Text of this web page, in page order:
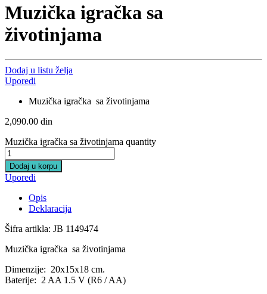
Muzička igračka sa
životinjama
Dodaj u listu želja
Uporedi
Muzička igračka sa životinjama
2,090.00 din
Muzička igračka sa životinjama quantity
Dodaj u korpu
Uporedi
Opis
Deklaracija
Šifra artikla: JB 1149474
Muzička igračka sa životinjama
Dimenzije: 20x15x18 cm.
Baterije: 2 AA 1.5 V (R6 / AA)